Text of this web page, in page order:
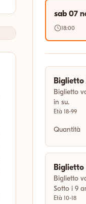
sab 07
18:00
Biglietto
in su.
Età 18-99
Quantità
Biglietto
Biglietto
Sotto i 9
Età 10-18